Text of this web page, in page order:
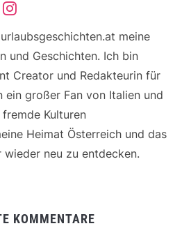
meine
und Geschichten. Ich bin
Creator und Redakteurin für
ein großer Fan von Italien und
Kulturen
Heimat Österreich und das
neu zu entdecken.
KOMMENTARE